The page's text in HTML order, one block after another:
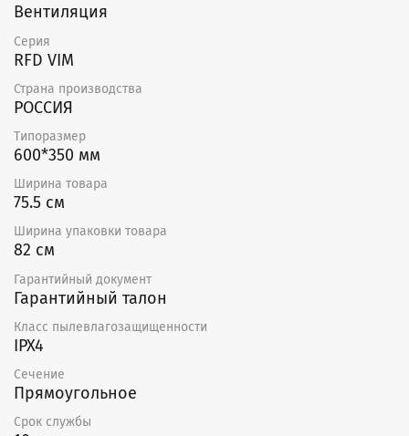
Вентиляция
Серия
RFD VIM
Страна производства
РОССИЯ
Типоразмер
600*350 мм
Ширина товара
75.5 см
Ширина упаковки товара
82 см
Гарантийный документ
Гарантийный талон
Класс пылевлагозащищенности
IPX4
Сечение
Прямоугольное
Срок службы